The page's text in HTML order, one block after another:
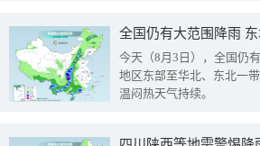
全国仍有大范围降雨
今天（8月3日），全国仍
地区东部至华北、东北一
温闷热天气持续。